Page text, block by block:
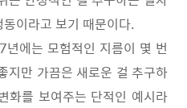
이라고 보기 때문이다.
에는 모험적인 지름이 몇 번
지만 가끔은 새로운 걸 추구하
화를 보여주는 단적인 예시라